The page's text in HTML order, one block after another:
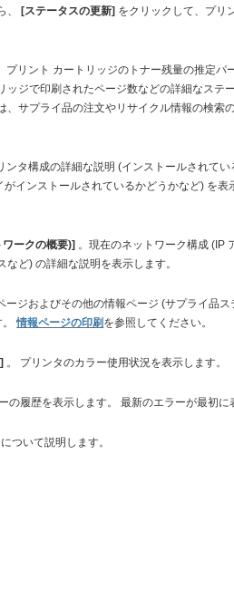
、
[ステータスの更新] をクリックして、プリ
プリント カートリッジのトナー残量の推定パ
ッジで印刷されたページ数などの詳細なステ
、サプライ品の注文やリサイクル情報の検索
ンタ構成の詳細な説明 (インストールされてい
がインストールされているかどうかなど) を表
ークの概要)] 。現在のネットワーク構成 (IP
ど) の詳細な説明を表示します。
ージおよびその他の情報ページ (サプライ品ス
。情報ページの印刷 を参照してください。
。 プリンタのカラー使用状況を表示します。
の履歴を表示します。 最新のエラーが最初に
ついて説明します。